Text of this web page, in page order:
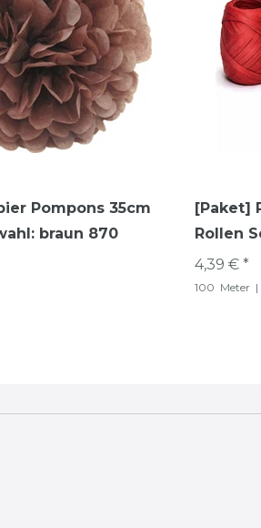
Pompons 35cm
braun 870
[Paket]
Rollen
4,39 € *
100 Meter